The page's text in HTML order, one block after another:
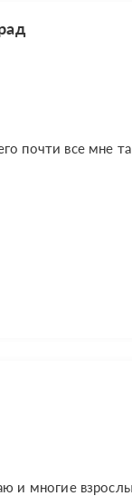
почти все мне
и многие